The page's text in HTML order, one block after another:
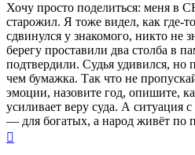
Хочу просто поделиться: меня в
старожил. Я тоже видел, как где-
сдвинулся у знакомого, никто не
берегу проставили два столба в
подтвердили. Судья удивился, но
чем бумажка. Так что не
эмоции, назовите год, опишите,
усиливает веру суда. А ситуация
— для богатых, а народ живёт по